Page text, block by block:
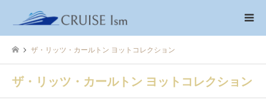
ザ・リッツ・カールトン ヨットコレクション
ザ・リッツ・カールトン ヨットコレクション